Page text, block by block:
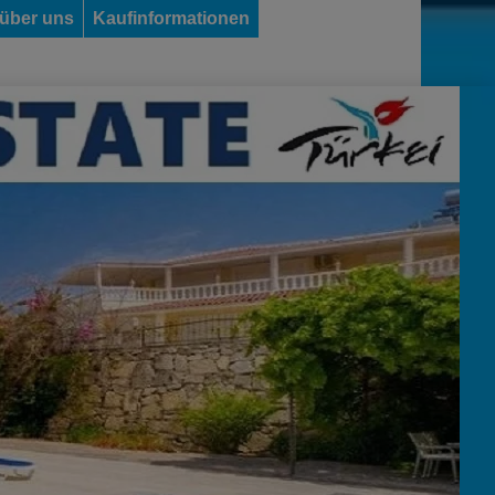
uns Kaufinformationen